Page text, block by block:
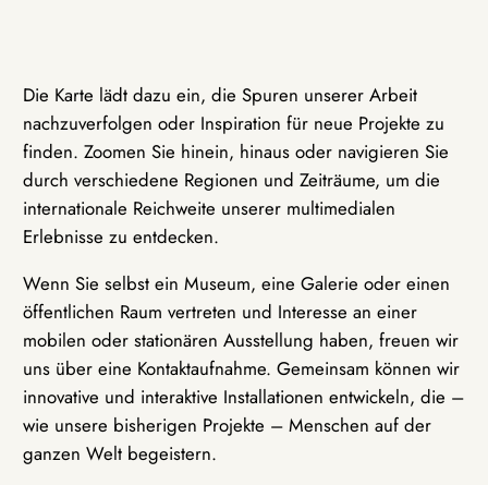
Die Karte lädt dazu ein, die Spuren unserer Arbeit
nachzuverfolgen oder Inspiration für neue Projekte zu
finden. Zoomen Sie hinein, hinaus oder navigieren Sie
durch verschiedene Regionen und Zeiträume, um die
internationale Reichweite unserer multimedialen
Erlebnisse zu entdecken.
Wenn Sie selbst ein Museum, eine Galerie oder einen
öffentlichen Raum vertreten und Interesse an einer
mobilen oder stationären Ausstellung haben, freuen wir
uns über eine Kontaktaufnahme. Gemeinsam können wir
innovative und interaktive Installationen entwickeln, die –
wie unsere bisherigen Projekte – Menschen auf der
ganzen Welt begeistern.